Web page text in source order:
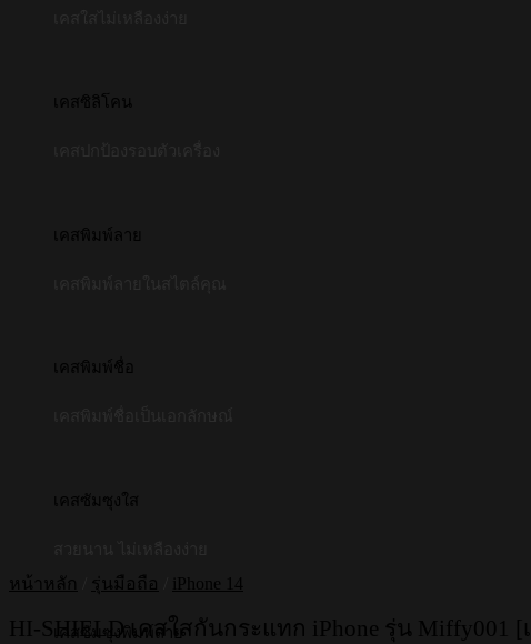
เคสซิลิโคน
เคสพิมพ์ลาย
เคสพิมพ์ชื่อ
เคสซัมซุงใส
เคสซัมซุงพิมพ์ลาย
หน้าหลัก รุ่นมือถือ iPhone 14
HI-SHIELD เคสใสกันกระแทก iPhone รุ่น Miffy001 [เ